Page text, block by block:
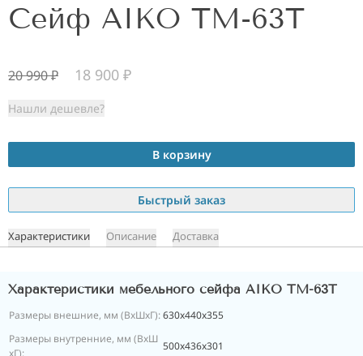
Сейф AIKO TM-63Т
20 990₽ 18 900 ₽
Нашли дешевле?
В корзину
Быстрый заказ
Характеристики Описание Доставка
Характеристики мебельного сейфа AIKO TM-63T
Размеры внешние, мм (ВхШхГ):630x440x355
Размеры внутренние, мм (ВхШ
хГ):
500x436x301